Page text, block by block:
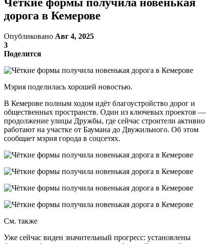
дорога в Кемерове
Опубликовано Авг 4, 2025
3
Поделится
Мэрия поделилась хорошей новостью.
В Кемерове полным ходом идёт благоустройство дорог и
общественных пространств. Один из ключевых проектов —
продолжение улицы Дружбы, где сейчас строители активно
работают на участке от Баумана до Двужильного. Об этом
сообщает мэрия города в соцсетях.
См. также
Уже сейчас виден значительный прогресс: установлены